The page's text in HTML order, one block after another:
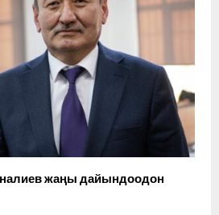
жаңы дайындоодон